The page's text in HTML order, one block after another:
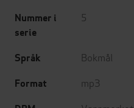
Nummer i
serie
5
Språk Bokmål
Format mp3